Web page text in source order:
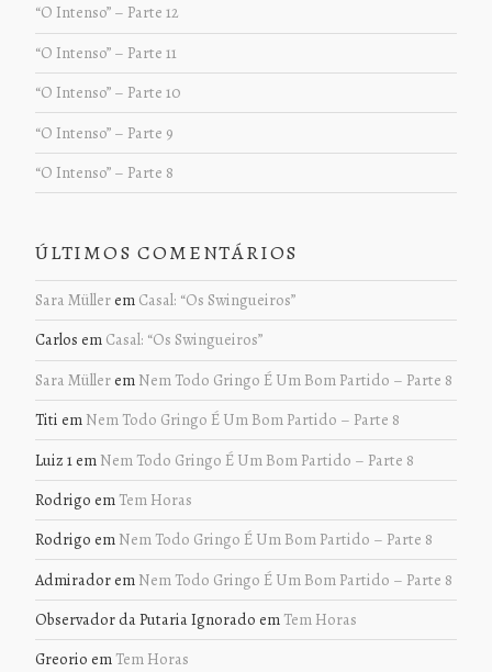
“O Intenso” – Parte 12
“O Intenso” – Parte 11
“O Intenso” – Parte 10
“O Intenso” – Parte 9
“O Intenso” – Parte 8
ÚLTIMOS COMENTÁRIOS
Sara Müllerem Casal: “Os Swingueiros”
Carlos em Casal: “Os Swingueiros”
Sara Müllerem Nem Todo Gringo É Um Bom Partido – Parte 8
Titi em Nem Todo Gringo É Um Bom Partido – Parte 8
Luiz 1em Nem Todo Gringo É Um Bom Partido – Parte 8
Rodrigo em Tem Horas
Rodrigo em Nem Todo Gringo É Um Bom Partido – Parte 8
Admiradorem Nem Todo Gringo É Um Bom Partido – Parte 8
Observador da Putaria Ignorado em Tem Horas
Greorio em Tem Horas